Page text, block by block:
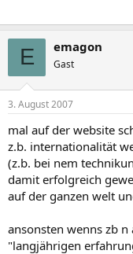
E emagon
Gast
3. August 2007
mal auf der website
z.b. internationalität
(z.b. bei nem
damit erfolgreich
auf der ganzen welt
ansonsten wenns zb
"langjährigen